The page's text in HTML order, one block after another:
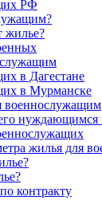
РФ
жилье?
в Дагестане
в Мурманске
военнослужащим
нуждающимся
жилья для
контракту